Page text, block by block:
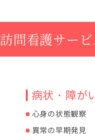
訪問看護サー
病状・障が
心身の状態観察
異常の早期発見